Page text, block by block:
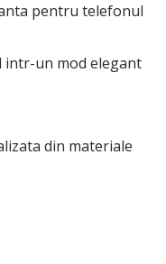
pentru telefonul
intr-un mod elegant
din materiale